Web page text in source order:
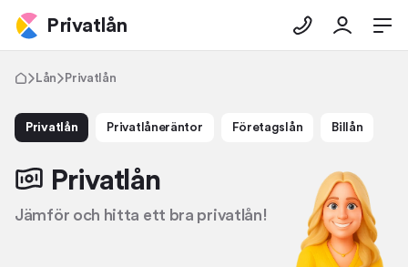
Privatlån
Lån Privatlån
Privatlån Privatlåneräntor Företagslån Billån
Privatlån
Jämför och hitta ett bra privatlån!